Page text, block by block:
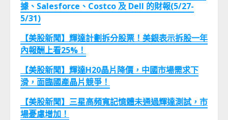
據、Salesforce 、Costco及 Dell 的財報(5/27-
5/31)
【美股新聞】輝達計劃拆分股票！美銀表示拆股一年
內報酬上看25%！
【美股新聞】輝達H20晶片降價，中國市場需求下
滑，面臨國產晶片競爭！
【美股新聞】三星高頻寬記憶體未通過輝達測試，市
場憂慮增加！